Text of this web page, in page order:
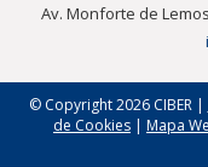
Av. Monforte de
© Copyright 2026 CIBER |
de Cookies | Mapa